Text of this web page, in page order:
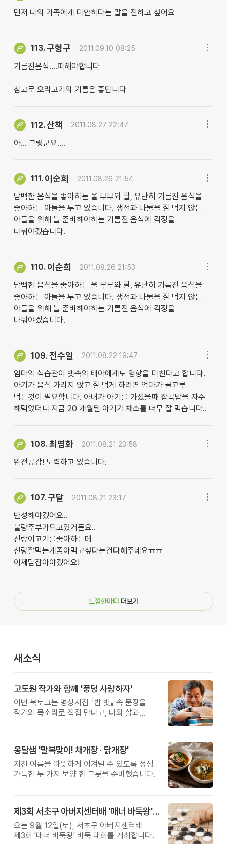
먼저 나의 가족에게 미안하다는 말을 전하고 싶어요
113.구형구 2011.09.10 08:25
기름진음식....피해야합니다
참고로 오리고기의 기름은 좋답니다
112.산책 2011.08.27 22:47
아... 그렇군요....
111. 이순희 2011.08.26 21:54
담백한 음식을 좋아하는 울 부부와 딸, 유난히 기름진 음식을
좋아하는 아들을 두고 있습니다. 생선과 나물을 잘 먹지 않는
아들을 위해 늘 준비해야하는 기름진 음식에 걱정을
나눠야겠습니다.
110. 이순희 2011.08.26 21:53
담백한 음식을 좋아하는 울 부부와 딸, 유난히 기름진 음식을
좋아하는 아들을 두고 있습니다. 생선과 나물을 잘 먹지 않는
아들을 위해 늘 준비해야하는 기름진 음식에 걱정을
나눠야겠습니다.
109.전수일 2011.08.22 19:47
엄마의 식습관이 뱃속의 태아에게도 영향을 미친다고 합니다.
아기가 음식 가리지 않고 잘 먹게 하려면 엄마가 골고루
먹는것이 필요합니다. 아내가 아기를 가졌을때 잡곡밥을 자주
해먹었더니 지금 20 개월된 아기가 채소를 너무 잘 먹습니다..
108.최명화 2011.08.21 23:58
완전공감! 노력하고 있습니다.
107.구달 2011.08.21 23:17
반성해야겠어요..
불량주부가되고있거든요..
신랑이고기를좋아하는데
신랑잘먹는게좋아먹고싶다는건다해주네요ㅠㅠ
이제맘잡아야겠어요!
느낌한마디 더보기
새소식
고도원 작가와 함께 '풍덩 사랑하자'
이번 북토크는 명상시집 『밥 벗』 속 문장을
작가의 목소리로 직접 만나고, 나의 삶과
옹달샘 '말복맞이! 채개장 · 닭개장'
지친 여름을 따뜻하게 이겨낼 수 있도록 정성
가득한 두 가지 보양 한 그릇을 준비했습니다.
제3회 서초구 아버지센터배 '매너 바둑왕' 대회
오는 9월 12일(토), 서초구 아버지센터배
제3회 '매너 바둑왕' 바둑 대회를 개최합니다.